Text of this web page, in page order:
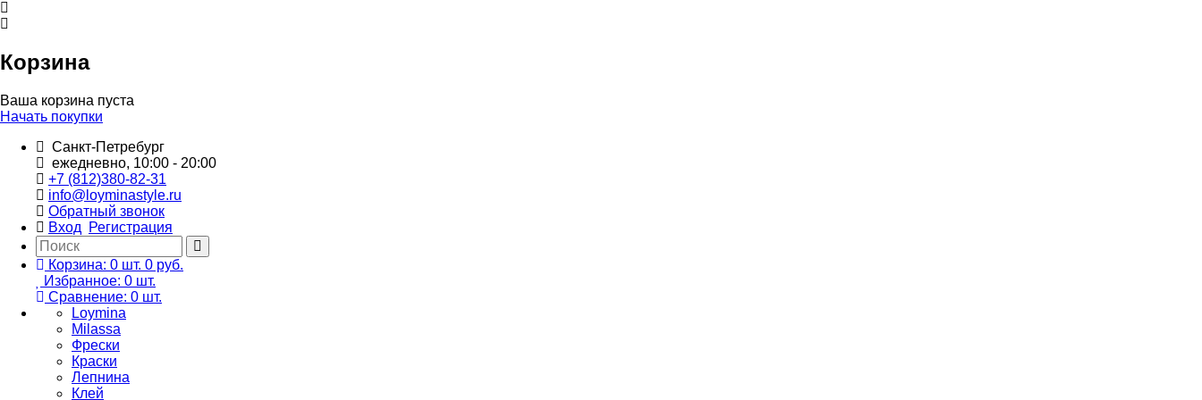
Корзина
Ваша корзина пуста
Начать покупки
Санкт-Петребург
ежедневно, 10:00 - 20:00
+7 (812)380-82-31
info@loyminastyle.ru
Обратный звонок
Вход
Регистрация
Корзина: 0 шт. 0 руб.
Избранное: 0 шт.
Сравнение: 0 шт.
Loymina
Milassa
Фрески
Краски
Лепнина
Клей